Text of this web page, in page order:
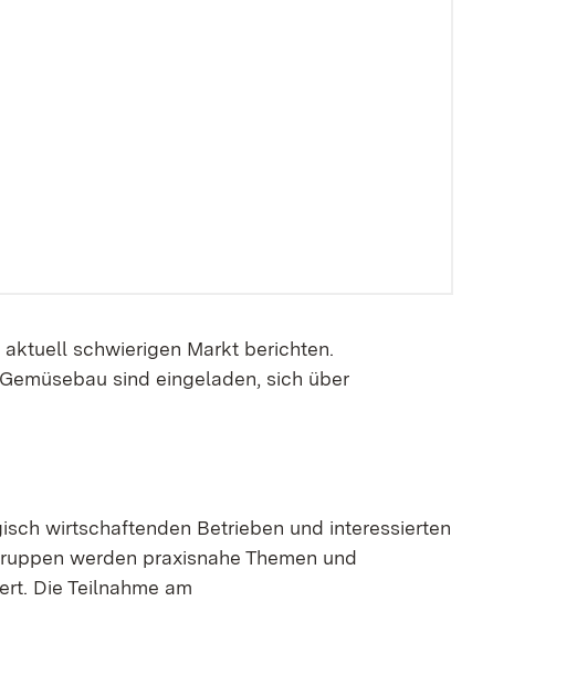
schwierigen Markt berichten.
sind eingeladen, sich über
wirtschaftenden Betrieben und interessierten
werden praxisnahe Themen und
Die Teilnahme am